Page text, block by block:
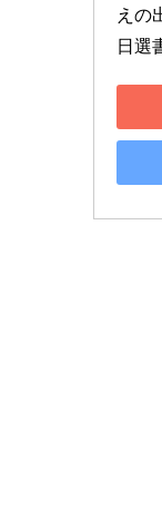
えの
日選